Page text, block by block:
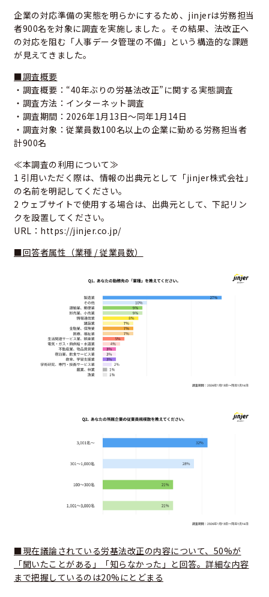
企業の対応準備の実態を明らかにするため、jinjerは労務担当
者900名を対象に調査を実施しました 。その結果、法改正へ
の対応を阻む「人事データ管理の不備」という構造的な課題
が見えてきました。
■調査概要
・調査概要：“40年ぶりの労基法改正”に関する実態調査
・調査方法：インターネット調査
・調査期間：2026年1月13日～同年1月14日
・調査対象：従業員数100名以上の企業に勤める労務担当者
計900名
≪本調査の利用について≫
1 引用いただく際は、情報の出典元として「jinjer株式会社」
の名前を明記してください。
2 ウェブサイトで使用する場合は、出典元として、下記リン
クを設置してください。
URL： https://jinjer.co.jp/
■回答者属性（業種 / 従業員数）
■現在議論されている労基法改正の内容について、50%が
「聞いたことがある」「知らなかった」と回答。詳細な内容
まで把握しているのは20%にとどまる